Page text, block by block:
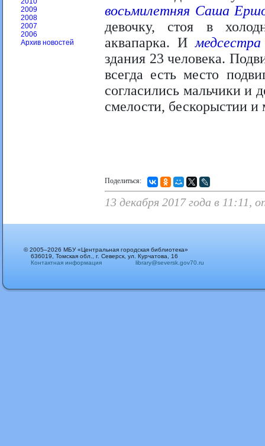
2009
2008
2007
2006
Архив новостей
восьмилетняя Саша
девочку, стоя в
аквапарка. И
здания 23 человека.
всегда есть место
согласились мальчики и
смелости, бескорыстии и
Поделиться:
13 декабря 2017 года в
© 2005–2026 МБУ «Центральная городская библиотека»
636019, Томская обл., г. Северск, ул. Курчатова, 16
Контактная информация
library@seversk.gov70.ru